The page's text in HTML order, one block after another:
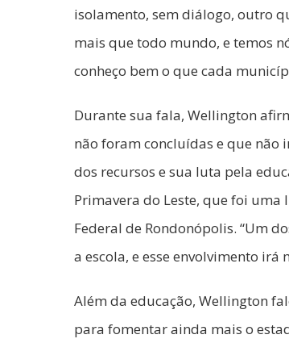
isolamento, sem diálogo, outro
mais que todo mundo, e temos
conheço bem o que cada
Durante sua fala, Wellington
não foram concluídas e que
dos recursos e sua luta pela
Primavera do Leste, que foi
Federal de Rondonópolis. “Um
a escola, e esse envolvimento
Além da educação, Wellington
para fomentar ainda mais o